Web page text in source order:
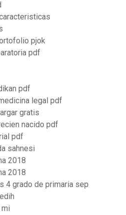
pjok
pdf
pdf
legal pdf
gratis
nacido pdf
pdf
sahnesi
2018
2018
4 grado de primaria sep
mi